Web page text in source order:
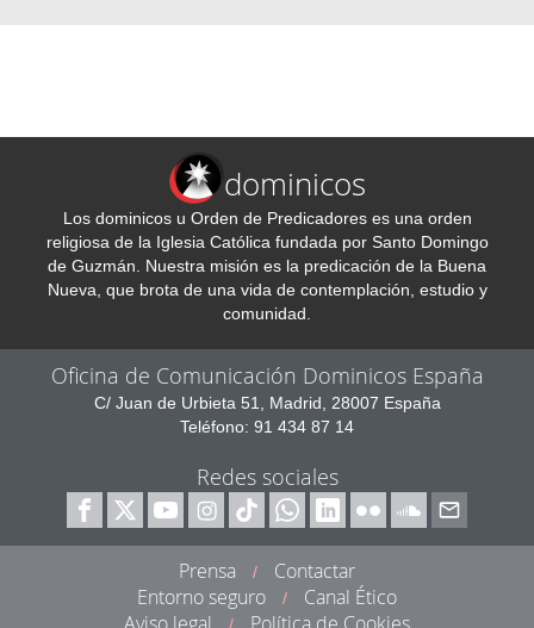
dominicos
Los dominicos u Orden de Predicadores es una orden
religiosa de la Iglesia Católica fundada por Santo Domingo
de Guzmán. Nuestra misión es la predicación de la Buena
Nueva, que brota de una vida de contemplación, estudio y
comunidad.
Oficina de Comunicación Dominicos España
C/ Juan de Urbieta 51, Madrid, 28007 España
Teléfono: 91 434 87 14
Redes sociales
Prensa /
Contactar
Entorno seguro
/
Canal Ético